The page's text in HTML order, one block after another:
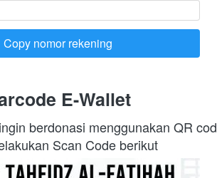
`
Copy nomor rekening
E-Wallet
berdonasi menggunakan QR
Scan Code berikut